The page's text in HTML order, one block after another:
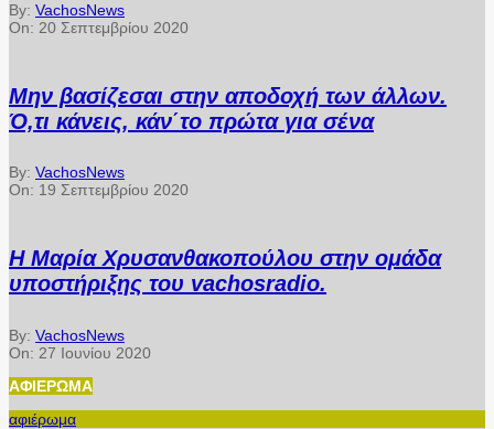
By: VachosNews
On: 20 Σεπτεμβρίου 2020
Μην βασίζεσαι στην αποδοχή των άλλων.
Ό,τι κάνεις, κάν΄το πρώτα για σένα
By: VachosNews
On: 19 Σεπτεμβρίου 2020
Η Μαρία Χρυσανθακοπούλου στην ομάδα
υποστήριξης του vachosradio.
By: VachosNews
On: 27 Ιουνίου 2020
ΑΦΙΈΡΩΜΑ
αφιέρωμα